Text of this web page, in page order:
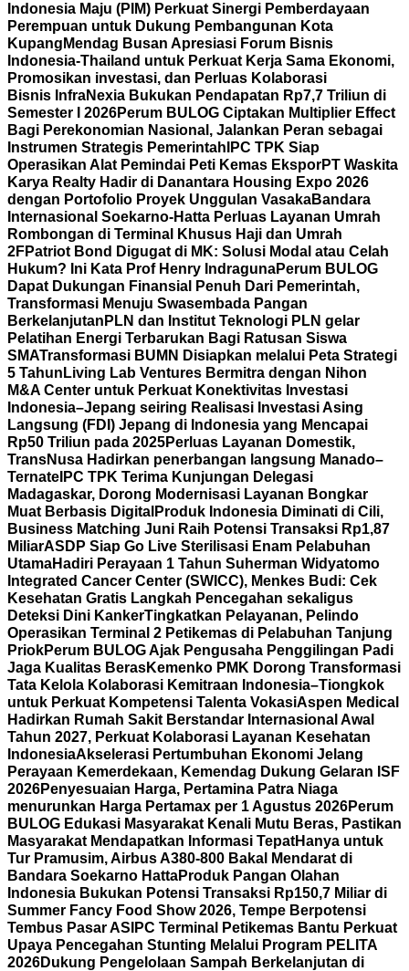
Indonesia Maju (PIM) Perkuat Sinergi Pemberdayaan
Perempuan untuk Dukung Pembangunan Kota
Kupang Mendag Busan Apresiasi Forum Bisnis
Indonesia-Thailand untuk Perkuat Kerja Sama Ekonomi,
Promosikan investasi, dan Perluas Kolaborasi
Bisnis InfraNexia Bukukan Pendapatan Rp7,7 Triliun di
Semester I 2026Perum BULOG Ciptakan Multiplier Effect
Bagi Perekonomian Nasional, Jalankan Peran sebagai
Instrumen Strategis Pemerintah IPC TPK Siap
Operasikan Alat Pemindai Peti Kemas EksporPT Waskita
Karya Realty Hadir di Danantara Housing Expo 2026
dengan Portofolio Proyek Unggulan VasakaBandara
Internasional Soekarno-Hatta Perluas Layanan Umrah
Rombongan di Terminal Khusus Haji dan Umrah
2FPatriot Bond Digugat di MK: Solusi Modal atau Celah
Hukum? Ini Kata Prof Henry IndragunaPerum BULOG
Dapat Dukungan Finansial Penuh Dari Pemerintah,
Transformasi Menuju Swasembada Pangan
Berkelanjutan PLN dan Institut Teknologi PLN gelar
Pelatihan Energi Terbarukan Bagi Ratusan Siswa
SMATransformasi BUMN Disiapkan melalui Peta Strategi
5 Tahun Living Lab Ventures Bermitra dengan Nihon
M&A Center untuk Perkuat Konektivitas Investasi
Indonesia–Jepang seiring Realisasi Investasi Asing
Langsung (FDI) Jepang di Indonesia yang Mencapai
Rp50 Triliun pada 2025Perluas Layanan Domestik,
TransNusa Hadirkan penerbangan langsung Manado–
Ternate IPC TPK Terima Kunjungan Delegasi
Madagaskar, Dorong Modernisasi Layanan Bongkar
Muat Berbasis Digital Produk Indonesia Diminati di Cili,
Business Matching Juni Raih Potensi Transaksi Rp1,87
MiliarASDP Siap Go Live Sterilisasi Enam Pelabuhan
UtamaHadiri Perayaan 1 Tahun Suherman Widyatomo
Integrated Cancer Center (SWICC), Menkes Budi: Cek
Kesehatan Gratis Langkah Pencegahan sekaligus
Deteksi Dini KankerTingkatkan Pelayanan, Pelindo
Operasikan Terminal 2 Petikemas di Pelabuhan Tanjung
PriokPerum BULOG Ajak Pengusaha Penggilingan Padi
Jaga Kualitas BerasKemenko PMK Dorong Transformasi
Tata Kelola Kolaborasi Kemitraan Indonesia–Tiongkok
untuk Perkuat Kompetensi Talenta VokasiAspen Medical
Hadirkan Rumah Sakit Berstandar Internasional Awal
Tahun 2027, Perkuat Kolaborasi Layanan Kesehatan
IndonesiaAkselerasi Pertumbuhan Ekonomi Jelang
Perayaan Kemerdekaan, Kemendag Dukung Gelaran ISF
2026Penyesuaian Harga, Pertamina Patra Niaga
menurunkan Harga Pertamax per 1 Agustus 2026Perum
BULOG Edukasi Masyarakat Kenali Mutu Beras, Pastikan
Masyarakat Mendapatkan Informasi TepatHanya untuk
Tur Pramusim, Airbus A380-800 Bakal Mendarat di
Bandara Soekarno HattaProduk Pangan Olahan
Indonesia Bukukan Potensi Transaksi Rp150,7 Miliar di
Summer Fancy Food Show 2026, Tempe Berpotensi
Tembus Pasar AS IPC Terminal Petikemas Bantu Perkuat
Upaya Pencegahan Stunting Melalui Program PELITA
2026Dukung Pengelolaan Sampah Berkelanjutan di